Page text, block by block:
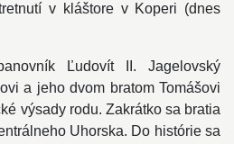
v kláštore v Koperi (dnes
Ľudovít II. Jagelovský
a jeho dvom bratom Tomášovi
výsady rodu. Zakrátko sa bratia
Uhorska. Do histórie sa